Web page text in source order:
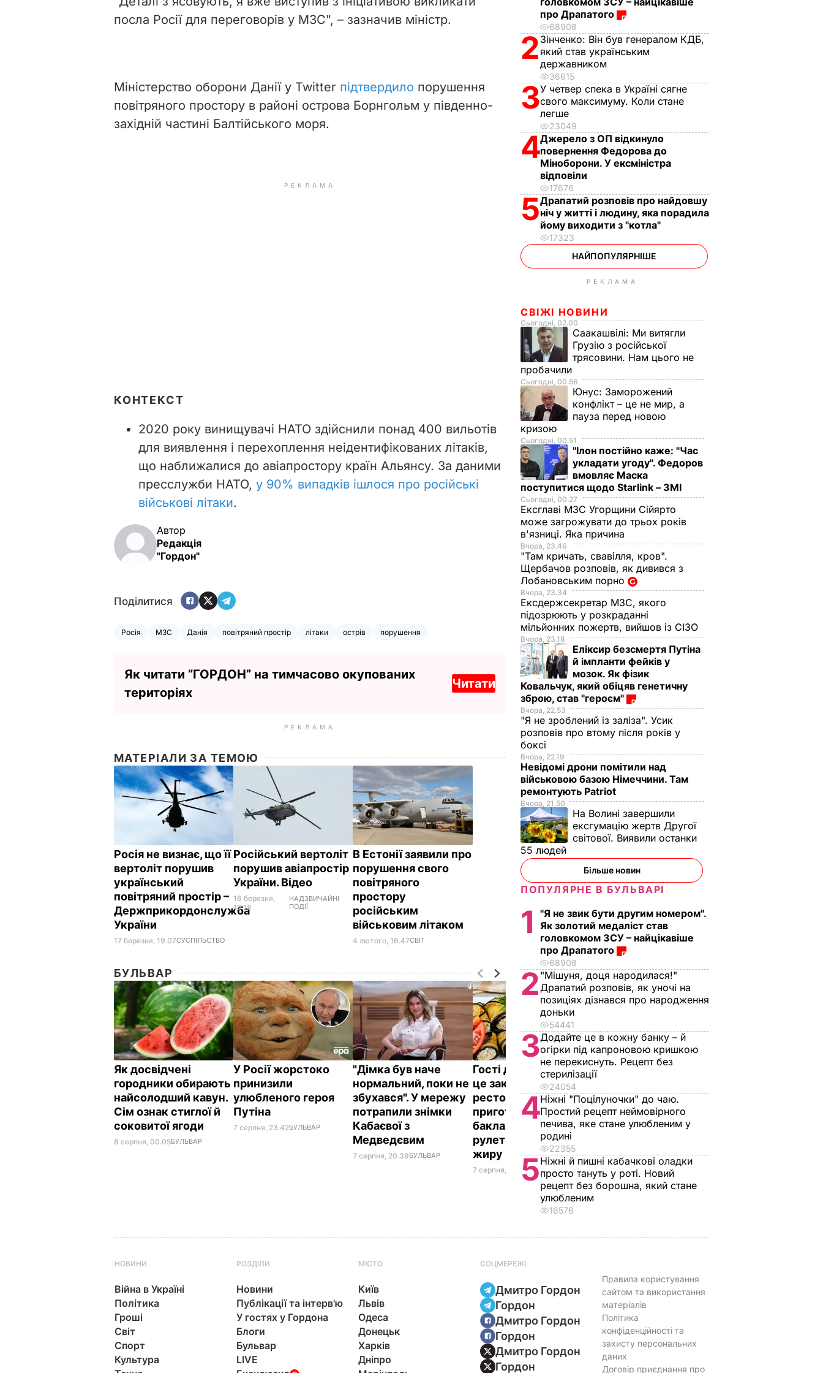
i
o
посла Росії для переговорів у МЗС", – зазначив міністр.
Міністерство оборони Данії у Twitter підтвердило порушення
повітряного простору в районі острова Борнгольм у південно-
західній частині Балтійського моря.
РЕКЛАМА
КОНТЕКСТ
2020 року винищувачі НАТО здійснили понад 400 вильотів
для виявлення і перехоплення неідентифікованих літаків,
що наближалися до авіапростору країн Альянсу. За даними
пресслужби НАТО, у 90% випадків ішлося про російські
військові літаки.
Автор
Редакція
"Гордон"
Поділитися
Росія МЗС Данія повітряний простір літаки острів порушення
Як читати ”ГОРДОН” на тимчасово окупованих
територіях
Читати
РЕКЛАМА
МАТЕРІАЛИ ЗА ТЕМОЮ
Росія не визнає, що її
вертоліт порушив
український
повітряний простір –
Держприкордонслужба
України
17 березня, 19.07СУСПІЛЬСТВО
Російський вертоліт
порушив авіапростір
України. Відео
16 березня,
19.18
НАДЗВИЧАЙНІ
ПОДІЇ
В Естонії заявили про
порушення свого
повітряного
простору
російським
військовим літаком
4 лютого, 16.47СВІТ
БУЛЬВАР
Як досвідчені
городники обирають
найсолодший кавун.
Сім ознак стиглої й
соковитої ягоди
8 серпня, 00.05БУЛЬВАР
У Росії жорстоко
принизили
улюбленого героя
Путіна
7 серпня, 23.42БУЛЬВАР
"Дімка був наче
нормальний, поки не
збухався". У мережу
потрапили знімки
Кабаєвої з
Медведєвим
7 серпня, 20.39БУЛЬВАР
Гості думають, що
це закуска з
ресторану. Як
приготувати ніжні
баклажанні
рулетики без зайвого
жиру
7 серпня, 20.16БУЛЬВАР
"Нічого нав'язувати
розповів, яку
професію обрав його
син
про Драпатого
68908
2 Зінченко: Він був генералом КДБ,
який став українським
державником
36615
3У четвер спека в Україні сягне
свого максимуму. Коли стане
легше
23049
4Джерело з ОП відкинуло
повернення Федорова до
Міноборони. У ексміністра
відповіли
17676
5Драпатий розповів про найдовшу
ніч у житті і людину, яка порадила
йому виходити з "котла"
17323
НАЙПОПУЛЯРНІШЕ
РЕКЛАМА
СВІЖІ НОВИНИ
Сьогодні, 02.00
Саакашвілі: Ми витягли
Грузію з російської
трясовини. Нам цього не
пробачили
Сьогодні, 00.56
Юнус: Заморожений
конфлікт – це не мир, а
пауза перед новою
кризою
Сьогодні, 00.51
"Ілон постійно каже: "Час
укладати угоду". Федоров
вмовляє Маска
поступитися щодо Starlink – ЗМІ
Сьогодні, 00.27
Ексглаві МЗС Угорщини Сійярто
може загрожувати до трьох років
в'язниці. Яка причина
Вчора, 23.46
"Там кричать, свавілля, кров".
Щербачов розповів, як дивився з
Лобановським порно
Вчора, 23.34
Ексдержсекретар МЗС, якого
підозрюють у розкраданні
мільйонних пожертв, вийшов із СІЗО
Вчора, 23.18
Еліксир безсмертя Путіна
й імпланти фейків у
мозок. Як фізик
Ковальчук, який обіцяв генетичну
зброю, став "героєм"
Вчора, 22.53
"Я не зроблений із заліза". Усик
розповів про втому після років у
боксі
Вчора, 22.19
Невідомі дрони помітили над
військовою базою Німеччини. Там
ремонтують Patriot
Вчора, 21.50
На Волині завершили
ексгумацію жертв Другої
світової. Виявили останки
55 людей
Більше новин
ПОПУЛЯРНЕ В БУЛЬВАРІ
1
"Я не звик бути другим номером".
Як золотий медаліст став
головкомом ЗСУ – найцікавіше
про Драпатого
68908
2 "Мішуня, доця народилася!"
Драпатий розповів, як уночі на
позиціях дізнався про народження
доньки
54441
3Додайте це в кожну банку – й
огірки під капроновою кришкою
не перекиснуть. Рецепт без
стерилізації
24054
4Ніжні "Поцілуночки" до чаю.
Простий рецепт неймовірного
печива, яке стане улюбленим у
родині
22355
5Ніжні й пишні кабачкові оладки
просто тануть у роті. Новий
рецепт без борошна, який стане
улюбленим
16576
НОВИНИ
Війна в Україні
Політика
Гроші
Світ
Спорт
Культура
РОЗДІЛИ
Новини
Публікації та інтерв'ю
У гостях у Гордона
Блоги
Бульвар
LIVE
МІСТО
Київ
Львів
Одеса
Донецьк
Харків
Дніпро
СОЦМЕРЕЖІ
Дмитро Гордон
Гордон
Дмитро Гордон
Гордон
Дмитро Гордон
Гордон
Правила користування
сайтом та використання
матеріалів
Політика
конфіденційності та
захисту персональних
даних
Договір приєднання про